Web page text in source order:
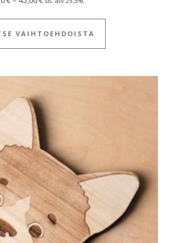
VAIHTOEHDOISTA
Tällä tuotteella